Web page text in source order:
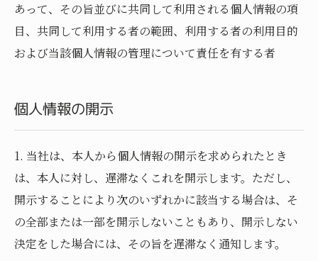
あって、その旨並びに共同して利用される個人情報の項
目、共同して利用する者の範囲、利用する者の利用目的
および当該個人情報の管理について責任を有する者
個人情報の開示
1. 当社は、本人から個人情報の開示を求められたとき
は、本人に対し、遅滞なくこれを開示します。ただし、
開示することにより次のいずれかに該当する場合は、そ
の全部または一部を開示しないこともあり、開示しない
決定をした場合には、その旨を遅滞なく通知します。